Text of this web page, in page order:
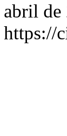
abril de
https://